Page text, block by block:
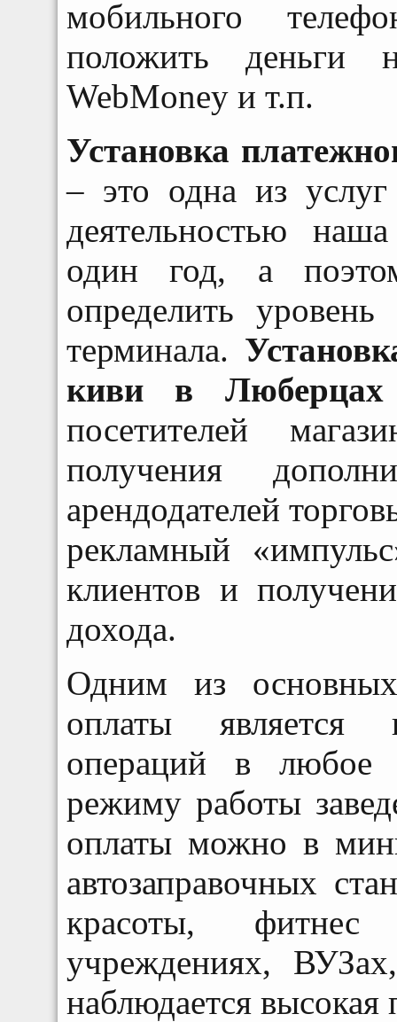
мобильного
положить деньги
WebMoney и т.п.
Установка
– это одна из
деятельностью
один год, а
определить уровень
терминала.
киви в Люберцах
посетителей
получения
арендодателей
рекламный
клиентов и
дохода.
Одним из
оплаты является
операций в любое
режиму работы
оплаты можно в
автозаправочных
красоты, фитнес
учреждениях,
наблюдается